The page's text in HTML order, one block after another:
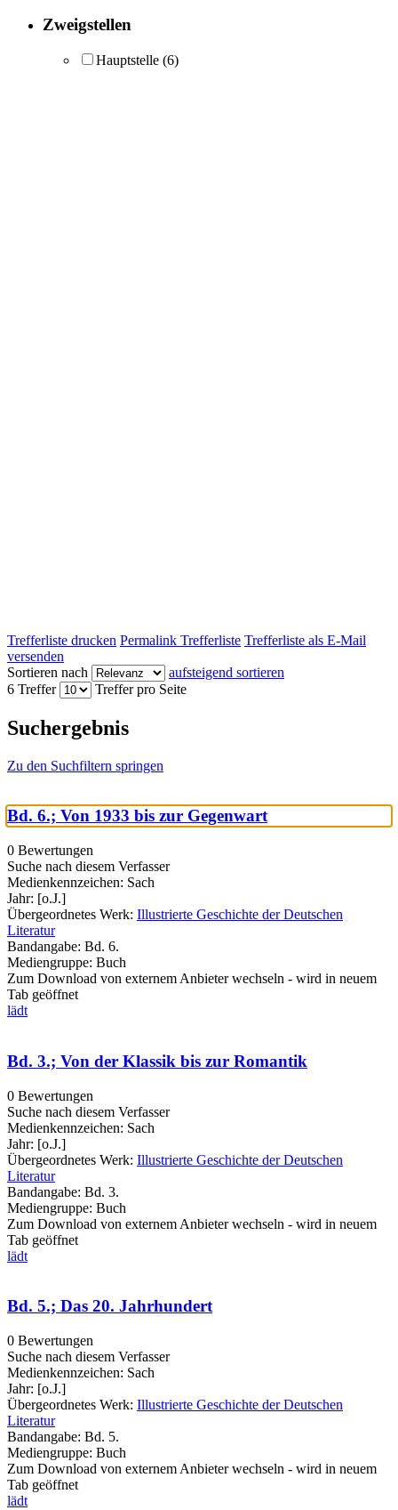
Zweigstellen
Hauptstelle (6)
Trefferliste drucken Permalink Trefferliste Trefferliste als E-Mail
versenden
Sortieren nach
aufsteigend sortieren
6 Treffer
Treffer pro Seite
Suchergebnis
Zu den Suchfiltern springen
Bd. 6.; Von 1933 bis zur Gegenwart
0 Bewertungen
Suche nach diesem Verfasser
Medienkennzeichen: Sach
Jahr: [o.J.]
Übergeordnetes Werk: Illustrierte Geschichte der Deutschen
Literatur
Bandangabe: Bd. 6.
Mediengruppe: Buch
Zum Download von externem Anbieter wechseln - wird in neuem
Tab geöffnet
lädt
Bd. 3.; Von der Klassik bis zur Romantik
0 Bewertungen
Suche nach diesem Verfasser
Medienkennzeichen: Sach
Jahr: [o.J.]
Übergeordnetes Werk: Illustrierte Geschichte der Deutschen
Literatur
Bandangabe: Bd. 3.
Mediengruppe: Buch
Zum Download von externem Anbieter wechseln - wird in neuem
Tab geöffnet
lädt
Bd. 5.; Das 20. Jahrhundert
0 Bewertungen
Suche nach diesem Verfasser
Medienkennzeichen: Sach
Jahr: [o.J.]
Übergeordnetes Werk: Illustrierte Geschichte der Deutschen
Literatur
Bandangabe: Bd. 5.
Mediengruppe: Buch
Zum Download von externem Anbieter wechseln - wird in neuem
Tab geöffnet
lädt